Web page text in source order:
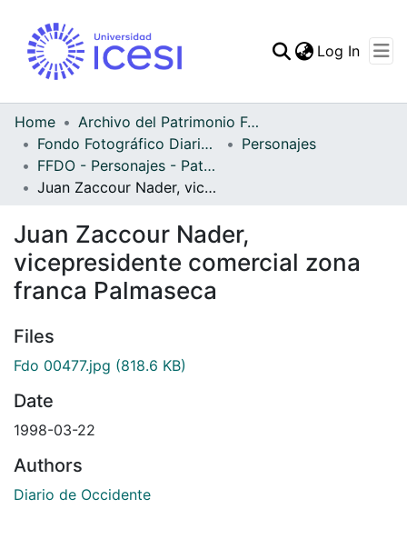
Statistics
Log In
Home
Archivo del Patrimonio Fotográfico y Fílmico del Valle del Cauca
Fondo Fotográfico Diario Occidente
Personajes
FFDO - Personajes - Patrimonial
Juan Zaccour Nader, vicepresidente comercial zona franca Palmaseca
Juan Zaccour Nader,
vicepresidente comercial zona
franca Palmaseca
Files
Fdo 00477.jpg (818.6 KB)
Date
1998-03-22
Authors
Diario de Occidente